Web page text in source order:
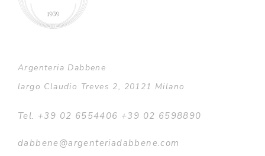
Argenteria Dabbene
largo Claudio Treves 2, 20121 Milano
Tel. +39 02 6554406 +39 02 6598890
dabbene@argenteriadabbene.com